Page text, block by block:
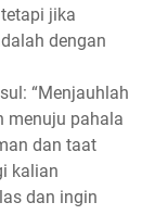
jika
dengan
“Menjauhlah
menuju pahala
dan taat
kalian
dan ingin